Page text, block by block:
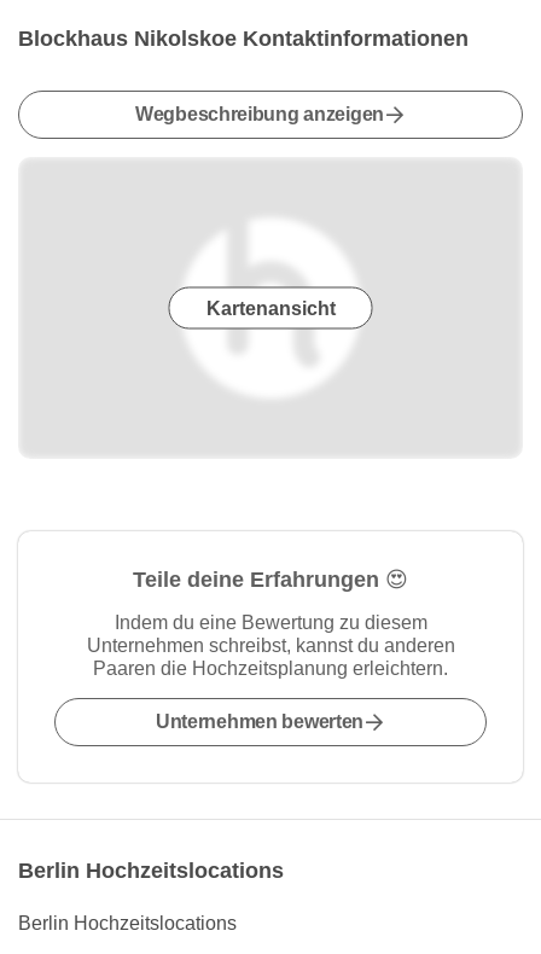
Blockhaus Nikolskoe Kontaktinformationen
Wegbeschreibung anzeigen
Kartenansicht
Teile deine Erfahrungen 😍
Indem du eine Bewertung zu diesem
Unternehmen schreibst, kannst du anderen
Paaren die Hochzeitsplanung erleichtern.
Unternehmen bewerten
Berlin Hochzeitslocations
Berlin Hochzeitslocations